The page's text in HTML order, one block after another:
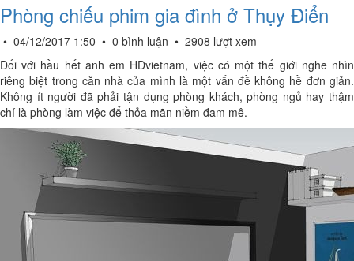
Phòng chiếu phim gia đình ở Thụy Điển
• 04/12/2017 1:50 • 0 bình luận • 2908 lượt xem
Đối với hầu hết anh em HDvietnam, việc có một thế giới nghe nhìn
riêng biệt trong căn nhà của mình là một vấn đề không hề đơn giản.
Không ít người đã phải tận dụng phòng khách, phòng ngủ hay thậm
chí là phòng làm việc để thỏa mãn niềm đam mê.